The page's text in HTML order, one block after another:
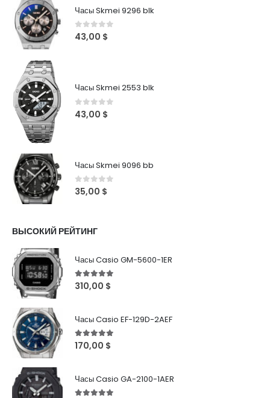
Часы Skmei 9296 blk
0 out of 5
43,00 $
Часы Skmei 2553 blk
0 out of 5
43,00 $
Часы Skmei 9096 bb
0out of 5
35,00 $
ВЫСОКИЙ РЕЙТИНГ
Часы Casio GM-5600-1ER
5out of 5
310,00 $
Часы Casio EF-129D-2AEF
5out of 5
170,00 $
Часы Casio GA-2100-1AER